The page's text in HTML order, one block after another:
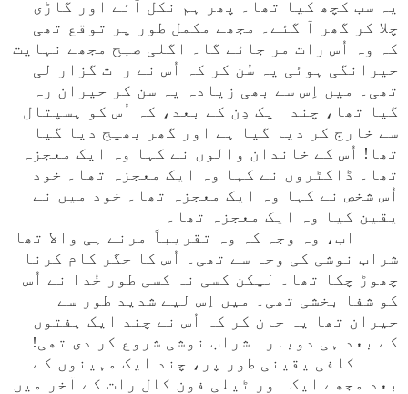
یہ سب کچھ کیا تھا۔ پھر ہم نکل آئے اور گاڑی
چلا کر گھر آ گئے۔ مجھے مکمل طور پر توقع تھی
کہ وہ اُس رات مر جائے گا۔ اگلی صبح مجھے نہایت
حیرانگی ہوئی یہ سُن کر کہ اُس نے رات گزار لی
تھی۔ میں اِس سے بھی زیادہ یہ سن کر حیران رہ
گیا تھا، چند ایک دِن کے بعد، کہ اُس کو ہسپتال
سے خارج کر دیا گیا ہے اور گھر بھیج دیا گیا
تھا! اُس کے خاندان والوں نے کہا وہ ایک معجزہ
تھا۔ ڈاکٹروں نے کہا وہ ایک معجزہ تھا۔ خود
اُس شخص نے کہا وہ ایک معجزہ تھا۔ خود میں نے
یقین کیا وہ ایک معجزہ تھا۔
اب، وہ وجہ کہ وہ تقریباً مرنے ہی والا تھا
شراب نوشی کی وجہ سے تھی۔ اُس کا جگر کام کرنا
چھوڑ چکا تھا۔ لیکن کسی نہ کسی طور خُدا نے اُس
کو شفا بخشی تھی۔ میں اِس لیے شدید طور سے
حیران تھا یہ جان کر کہ اُس نے چند ایک ہفتوں
کے بعد ہی دوبارہ شراب نوشی شروع کر دی تھی!
کافی یقینی طور پر، چند ایک مہینوں کے
بعد مجھے ایک اور ٹیلی فون کال رات کے آخر میں